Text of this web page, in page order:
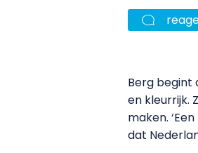
Berg begint
en kleurrijk.
maken.
dat